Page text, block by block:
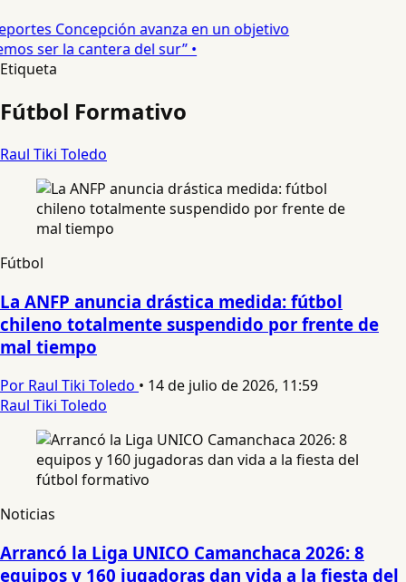
Concepción avanza en un objetivo
ser la cantera del sur” •
Etiqueta
Fútbol Formativo
Raul Tiki Toledo
Fútbol
La ANFP anuncia drástica medida: fútbol
chileno totalmente suspendido por frente de
mal tiempo
Por Raul Tiki Toledo • 14 de julio de 2026, 11:59
Raul Tiki Toledo
Noticias
Arrancó la Liga UNICO Camanchaca 2026: 8
equipos y 160 jugadoras dan vida a la fiesta del